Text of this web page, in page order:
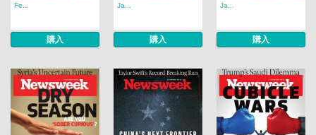
Fe...
購入
Ja...
購入
Ja...
購入